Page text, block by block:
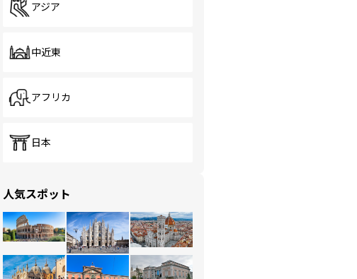
アジア
中近東
アフリカ
日本
人気スポット